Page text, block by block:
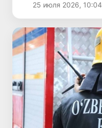
25 июля 2026, 10:04